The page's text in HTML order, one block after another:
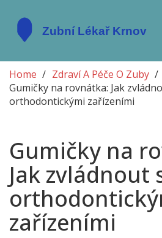
Home
Zdraví A Péče O Zuby
Gumičky na rovnátka: Jak
orthodontickými zařízeními
Gumičky na
Jak zvládnout
zařízeními